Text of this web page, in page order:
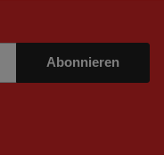
Abonnieren